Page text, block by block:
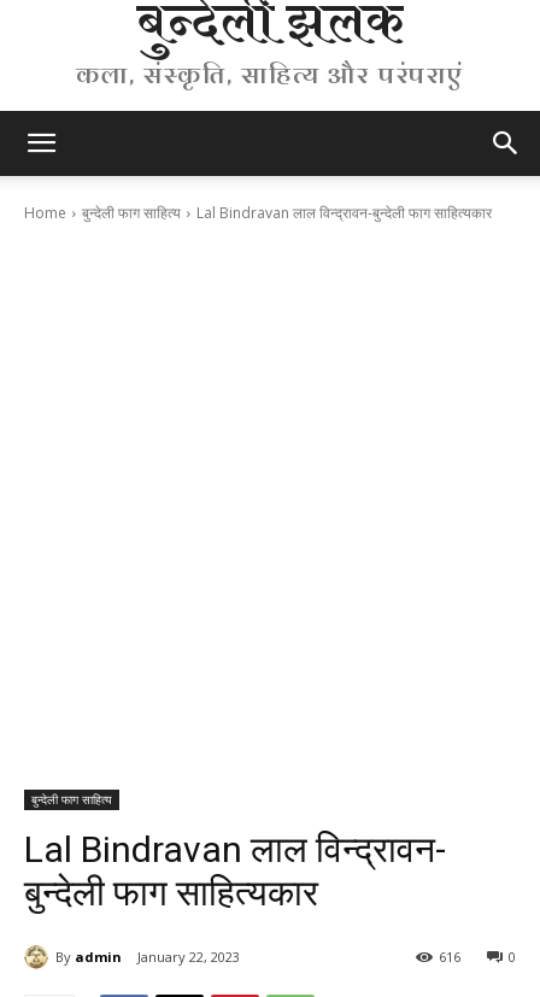
बुन्देली झलक
कला, संस्कृति, साहित्य और परंपराएं
Home बुन्देली फाग साहित्य Lal Bindravan लाल विन्द्रावन-बुन्देली फाग साहित्यकार
बुन्देली फाग साहित्य
Lal Bindravan लाल विन्द्रावन-
बुन्देली फाग साहित्यकार
By admin January 22, 2023 0
616